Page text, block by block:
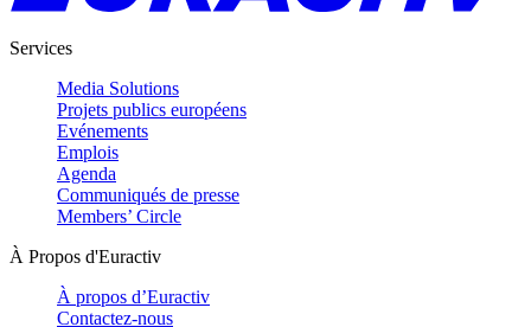
Services
Media Solutions
Projets publics européens
Evénements
Emplois
Agenda
Communiqués de presse
Members’ Circle
À Propos d'Euractiv
À propos d’Euractiv
Contactez-nous